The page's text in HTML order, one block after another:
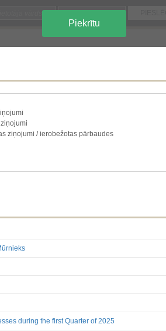
Piekrītu
ziņojumi / ierobežotas pārbaudes
vai vērtspapīru kategorijām
saskaņā ar dalībvalsts tiesību aktiem
during the first Quarter of 2025